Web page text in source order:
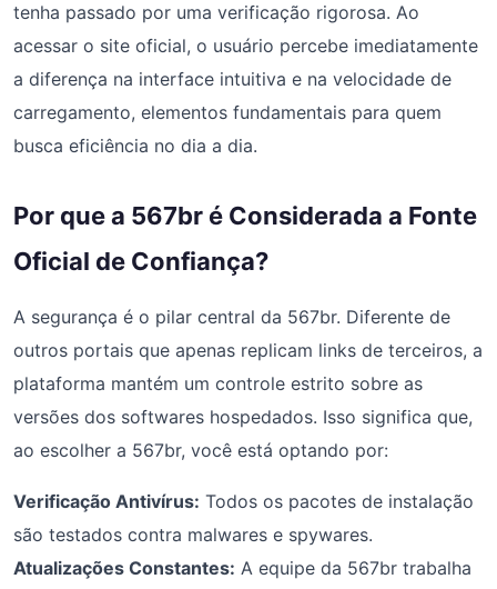
tenha passado por uma verificação rigorosa. Ao
acessar o site oficial, o usuário percebe imediatamente
a diferença na interface intuitiva e na velocidade de
carregamento, elementos fundamentais para quem
busca eficiência no dia a dia.
Por que a 567br é Considerada a Fonte
Oficial de Confiança?
A segurança é o pilar central da 567br. Diferente de
outros portais que apenas replicam links de terceiros, a
plataforma mantém um controle estrito sobre as
versões dos softwares hospedados. Isso significa que,
ao escolher a 567br, você está optando por:
Verificação Antivírus: Todos os pacotes de instalação
são testados contra malwares e spywares.
Atualizações Constantes: A equipe da 567br trabalha